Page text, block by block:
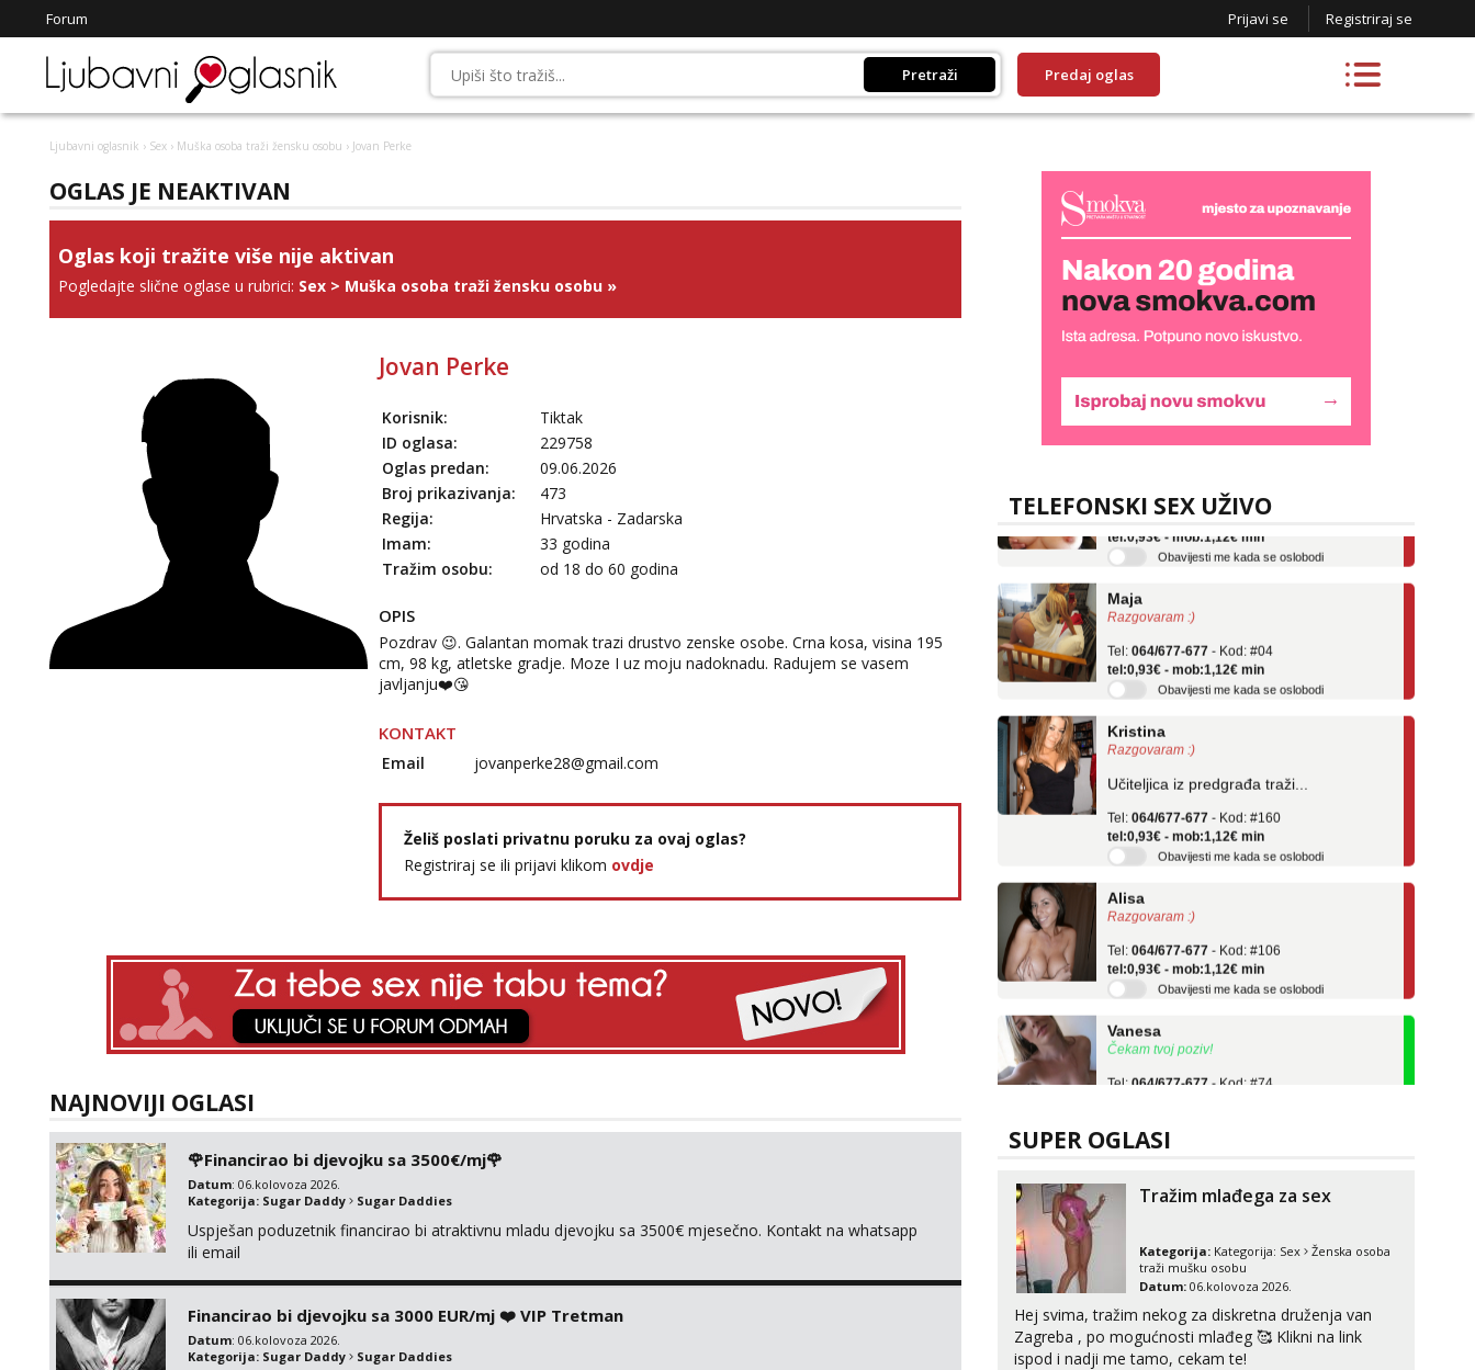
Forum Prijavi se Registriraj se
Pretraži Predaj oglas
Ljubavni oglasnik › Sex › Muška osoba traži žensku osobu › Jovan Perke
OGLAS JE NEAKTIVAN
Oglas koji tražite više nije aktivan
Pogledajte slične oglase u rubrici: Sex > Muška osoba traži žensku osobu »
Jovan Perke
Korisnik:
Tiktak
ID oglasa:
229758
Oglas predan:
09.06.2026
Broj prikazivanja:
473
Regija:
Hrvatska - Zadarska
Imam:
33 godina
Tražim osobu:
od 18 do 60 godina
OPIS
Pozdrav 😉. Galantan momak trazi drustvo zenske osobe. Crna kosa, visina 195
cm, 98 kg, atletske gradje. Moze I uz moju nadoknadu. Radujem se vasem
javljanju❤️😘
KONTAKT
Email jovanperke28@gmail.com
Želiš poslati privatnu poruku za ovaj oglas?
Registriraj se ili prijavi klikom ovdje
NAJNOVIJI OGLASI
🌹Financirao bi djevojku sa 3500€/mj🌹
Datum: 06.kolovoza 2026.
Kategorija: Sugar Daddy Sugar Daddies
Uspješan poduzetnik financirao bi atraktivnu mladu djevojku sa 3500€ mjesečno. Kontakt na whatsapp
ili email
Financirao bi djevojku sa 3000 EUR/mj ❤️ VIP Tretman
Datum: 06.kolovoza 2026.
Kategorija: Sugar Daddy Sugar Daddies
TELEFONSKI SEX UŽIVO
Liliana
Tel: 064/677-677 - Kod: #69
tel:0,93€ - mob:1,12€ min
Obavijesti me kada se oslobodi
Razgovaram :)
064/677-677
tel:0,93€ - mob:1,12€ min
Obavijesti me kada se oslobodi
Razgovaram :)
Učiteljica iz predgrađa traži...
064/677-677
- Kod: #160
tel:0,93€ - mob:1,12€ min
Obavijesti me kada se oslobodi
Razgovaram :)
064/677-677
tel:0,93€ - mob:1,12€ min
Obavijesti me kada se oslobodi
Čekam tvoj poziv!
064/677-677
tel:0,93€ - mob:1,12€ min
Čekam tvoj poziv!
tel:0,93€ - mob:1,12€ min
Razgovaram :)
Tel: 064/677-677- Kod: #123
tel:0,93€ - mob:1,12€ min
Obavijesti me kada se oslobodi
SUPER OGLASI
Tražim mlađega za sex
Kategorija: Kategorija: Sex
Ženska osoba
traži mušku osobu
Datum: 06.kolovoza 2026.
Hej svima, tražim nekog za diskretna druženja van
Zagreba , po mogućnosti mlađeg 🥰 Klikni na link
ispod i nadji me tamo, cekam te!